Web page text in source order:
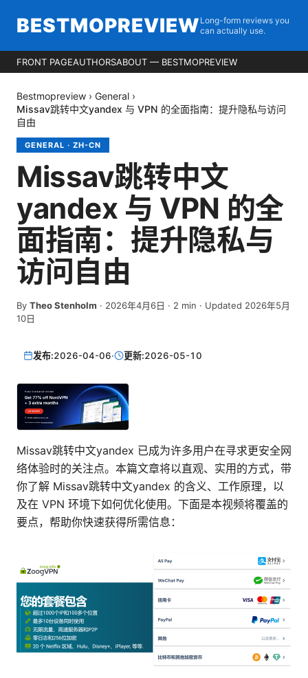
BESTMOPREVIEW Long-form reviews you
can actually use.
FRONT PAGEAUTHORSABOUT — BESTMOPREVIEW
Bestmopreview › General ›
Missav跳转中文yandex 与 VPN 的全面指南：提升隐私与访问
自由
GENERAL · ZH-CN
Missav跳转中文
yandex 与 VPN 的全
面指南：提升隐私与
访问自由
By Theo Stenholm · 2026年4月6日 · 2 min · Updated 2026年5月
10日
发布:2026-04-06· 更新:2026-05-10
Missav跳转中文yandex 已成为许多用户在寻求更安全网
络体验时的关注点。本篇文章将以直观、实用的方式，带
你了解 Missav跳转中文yandex 的含义、工作原理，以
及在 VPN 环境下如何优化使用。下面是本视频将覆盖的
要点，帮助你快速获得所需信息：